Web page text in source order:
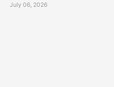
July 06, 2026